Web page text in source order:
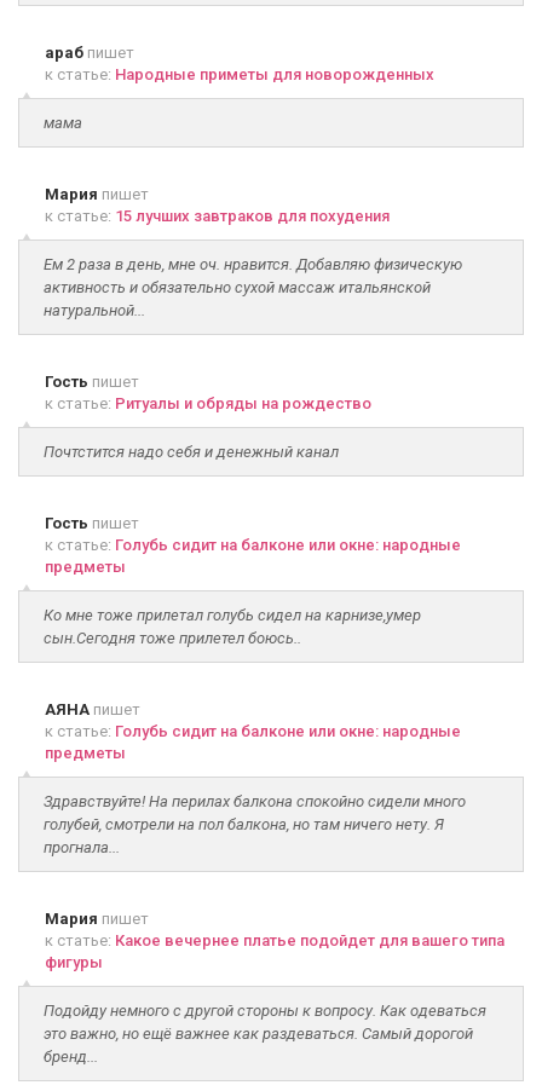
араб пишет
к статье: Народные приметы для новорожденных
мама
Мария пишет
к статье: 15 лучших завтраков для похудения
Ем 2 раза в день, мне оч. нравится. Добавляю физическую
активность и обязательно сухой массаж итальянской
натуральной...
Гость пишет
к статье: Ритуалы и обряды на рождество
Почтстится надо себя и денежный канал
Гость пишет
к статье: Голубь сидит на балконе или окне: народные
предметы
Ко мне тоже прилетал голубь сидел на карнизе,умер
сын.Сегодня тоже прилетел боюсь..
АЯНА пишет
к статье: Голубь сидит на балконе или окне: народные
предметы
Здравствуйте! На перилах балкона спокойно сидели много
голубей, смотрели на пол балкона, но там ничего нету. Я
прогнала...
Мария пишет
к статье: Какое вечернее платье подойдет для вашего типа
фигуры
Подойду немного с другой стороны к вопросу. Как одеваться
это важно, но ещё важнее как раздеваться. Самый дорогой
бренд...